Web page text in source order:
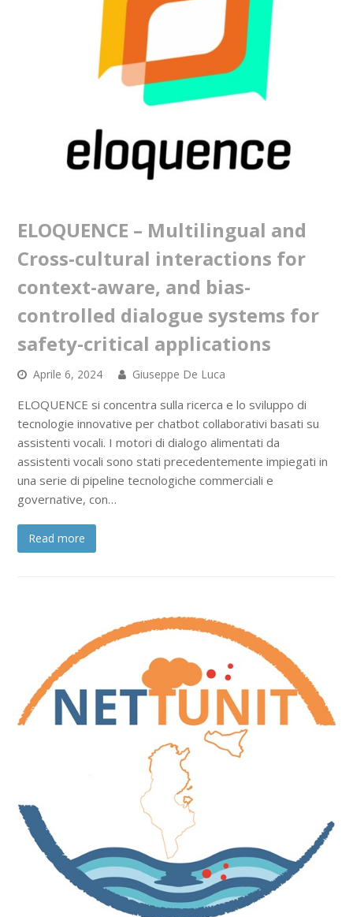
ELOQUENCE – Multilingual and
Cross-cultural interactions for
context-aware, and bias-
controlled dialogue systems for
safety-critical applications
Aprile 6, 2024 Giuseppe De Luca
ELOQUENCE si concentra sulla ricerca e lo sviluppo di
tecnologie innovative per chatbot collaborativi basati su
assistenti vocali. I motori di dialogo alimentati da
assistenti vocali sono stati precedentemente impiegati in
una serie di pipeline tecnologiche commerciali e
governative, con…
Read more